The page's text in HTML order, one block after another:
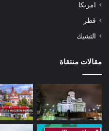
امريكا
قطر
التشيك
مقالات منتقاة